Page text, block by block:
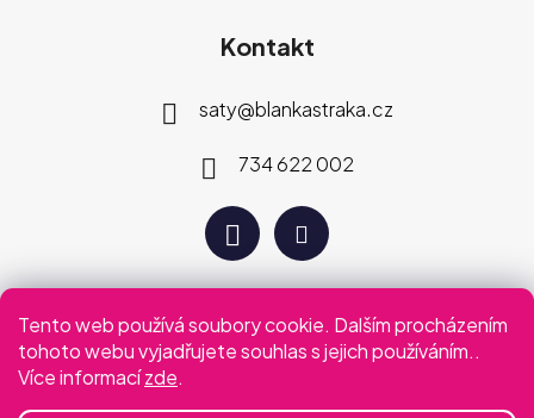
Tento web používá soubory cookie. Dalším procházením
tohoto webu vyjadřujete souhlas s jejich používáním..
Více informacízde.
Kontakt
saty@blankastraka.cz
734 622 002
Plaťte jak vám vyhovuje